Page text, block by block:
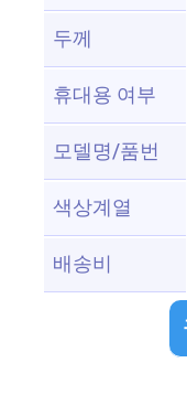
두께
휴대용 여부
모델명/품번
색상계열
배송비